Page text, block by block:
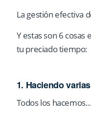
La gestión efectiva
Y estas son 6 cosas
tu preciado tiempo:
1. Haciendo
Todos los hacemos…